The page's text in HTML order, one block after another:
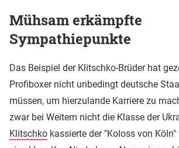
Mühsam erkämpfte
Sympathiepunkte
Das Beispiel der Klitschko-Brüder hat
Profiboxer nicht unbedingt deutsche
müssen, um hierzulande Karriere zu
zwar bei Weitem nicht die Klasse der
Klitschko kassierte der "Koloss von